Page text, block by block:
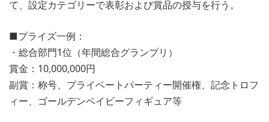
て、設定カテゴリーで表彰および賞品の授与を行う。
■プライズ一例：
・総合部門1位（年間総合グランプリ）
賞金：10,000,000円
副賞：称号、プライベートパーティー開催権、記念トロフ
ィー、ゴールデンベイビーフィギュア等